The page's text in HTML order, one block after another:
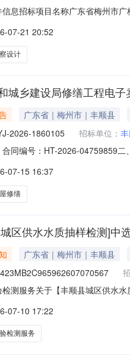
信息招标项目名称广东省梅州市
设计顾问有限公司（脱敏）.pdf珠
计
07-21 20:52
设计
城乡建设局修缮工程电子
广东省｜梅州市｜丰顺县
2026-1860105 招标单位：
合同编号：HT-2026-04759859二
县建设工程公司地址：丰顺县汤
07-15 16:37
修缮
区供水水质抽样检测]中
广东省｜梅州市｜丰顺县
检测服务关于【丰顺县城区供水
码：
07-10 17:22
检测服务